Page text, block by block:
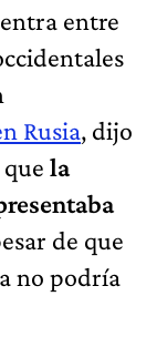
entre
Rusia, dijo
la
de que
no podría